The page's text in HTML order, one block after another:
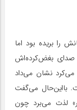
را بریده بود اما
صدای بغض‌کرده‌اش
نشان می‌داد
بااین‌حال می‌گفت
لذت می‌برد چون